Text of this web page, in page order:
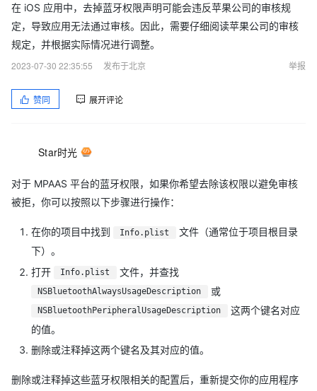
在 iOS 应用中，去掉蓝牙权限声明可能会违反苹果公司的审核规
定，导致应用无法通过审核。因此，需要仔细阅读苹果公司的审核
规定，并根据实际情况进行调整。
2023-07-30 22:35:55
发布于北京 举报
赞同 展开评论
Star时光
对于 MPAAS 平台的蓝牙权限，如果你希望去除该权限以避免审核
被拒，你可以按照以下步骤进行操作：
在你的项目中找到 Info.plist
文件（通常位于项目根目录
下）。
打开
Info.plist 文件，并查找
NSBluetoothAlwaysUsageDescription 或
NSBluetoothPeripheralUsageDescription
这两个键名对应
的值。
删除或注释掉这两个键名及其对应的值。
删除或注释掉这些蓝牙权限相关的配置后，重新提交你的应用程序